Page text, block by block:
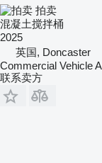
拍卖
混凝土搅拌桶
2025
英国, Doncaster
Commercial Vehicle
联系卖方